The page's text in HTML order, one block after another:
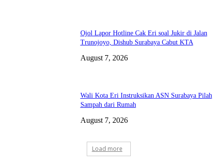
Ojol Lapor Hotline Cak Eri soal Jukir di Jalan
Trunojoyo, Dishub Surabaya Cabut KTA
August 7, 2026
Wali Kota Eri Instruksikan ASN Surabaya Pilah
Sampah dari Rumah
August 7, 2026
Load more